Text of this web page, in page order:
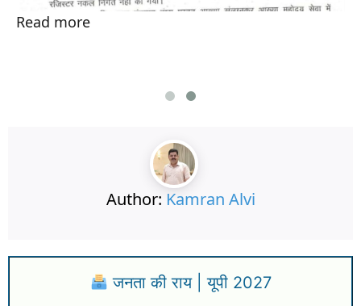
Read more
Author: Kamran Alvi
जनता की राय | यूपी 2027